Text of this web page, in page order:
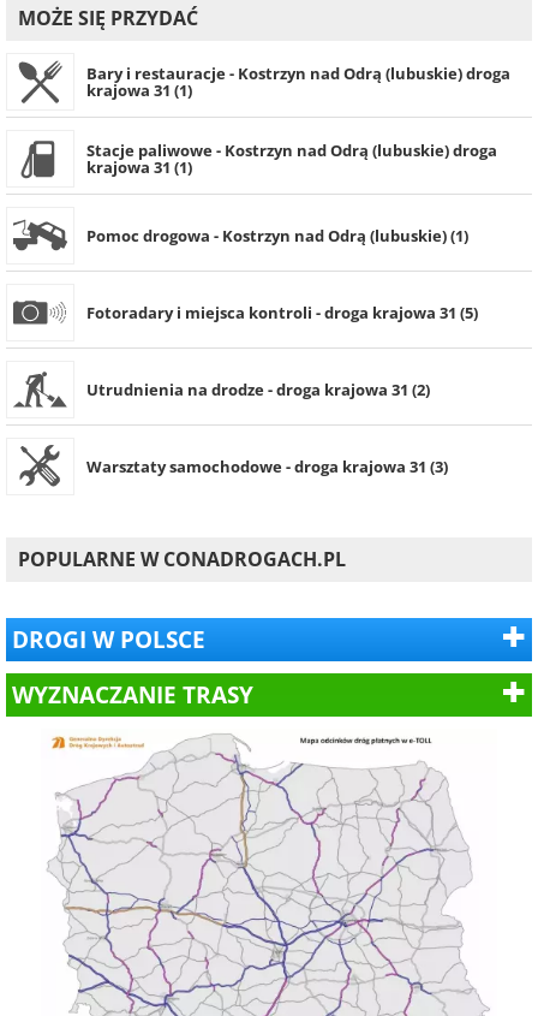
MOŻE SIĘ PRZYDAĆ
Bary i restauracje - Kostrzyn nad Odrą (lubuskie) droga
krajowa 31 (1)
Stacje paliwowe - Kostrzyn nad Odrą (lubuskie) droga
krajowa 31 (1)
Pomoc drogowa - Kostrzyn nad Odrą (lubuskie) (1)
Fotoradary i miejsca kontroli - droga krajowa 31 (5)
Utrudnienia na drodze - droga krajowa 31 (2)
Warsztaty samochodowe - droga krajowa 31 (3)
POPULARNE W CONADROGACH.PL
DROGI W POLSCE
WYZNACZANIE TRASY